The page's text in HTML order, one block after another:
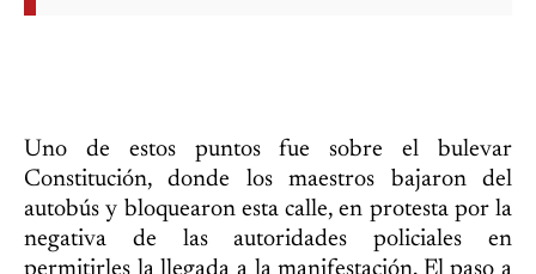
Uno de estos puntos fue sobre el bulevar
Constitución, donde los maestros bajaron del
autobús y bloquearon esta calle, en protesta por la
negativa de las autoridades policiales en